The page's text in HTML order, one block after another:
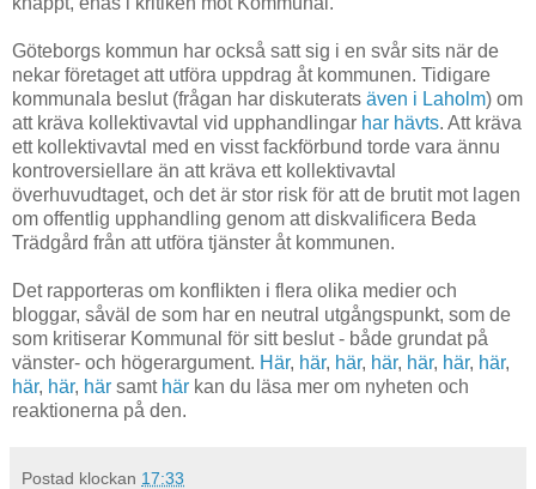
Göteborgs kommun har också satt sig i en svår sits när de
nekar företaget att utföra uppdrag åt kommunen. Tidigare
kommunala beslut (frågan har diskuterats även i Laholm) om
att kräva kollektivavtal vid upphandlingar har hävts. Att kräva
ett kollektivavtal med en visst fackförbund torde vara ännu
kontroversiellare än att kräva ett kollektivavtal
överhuvudtaget, och det är stor risk för att de brutit mot lagen
om offentlig upphandling genom att diskvalificera Beda
Trädgård från att utföra tjänster åt kommunen.
Det rapporteras om konflikten i flera olika medier och
bloggar, såväl de som har en neutral utgångspunkt, som de
som kritiserar Kommunal för sitt beslut - både grundat på
vänster- och högerargument. Här, här, här, här, här, här, här,
här, här, här samt här kan du läsa mer om nyheten och
reaktionerna på den.
Postad klockan 17:33